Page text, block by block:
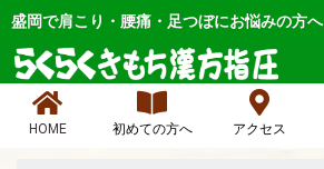
内
を
盛岡で肩こり・腰痛・足つぼにお悩みの方へ
HOME 初めての方へ アクセス